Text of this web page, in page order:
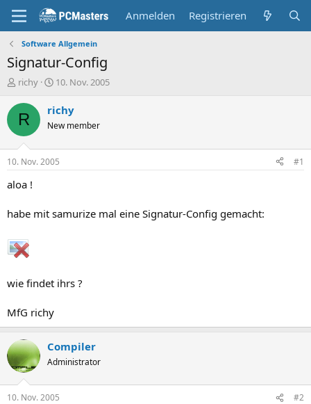
Anmelden Registrieren
Software Allgemein
Signatur-Config
E
s
e
r
richy
E
s
e
l
t
10. Nov. 2005
R richy
New member
10. Nov. 2005 #1
aloa !
habe mit samurize mal eine Signatur-Config gemacht:
wie findet ihrs ?
MfG richy
Compiler
Administrator
10. Nov. 2005 #2